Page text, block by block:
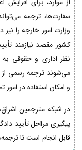
سفارت‌ها، ترجمه
وزارت امور خارجه را
کشور مقصد نیازمند
نظر اداری و حقوقی به
می‌شوند ترجمه رسمی از
و امکان استفاده در
در شبکه مترجمین
پیگیری مراحل تأیید
قابل انجام است تا